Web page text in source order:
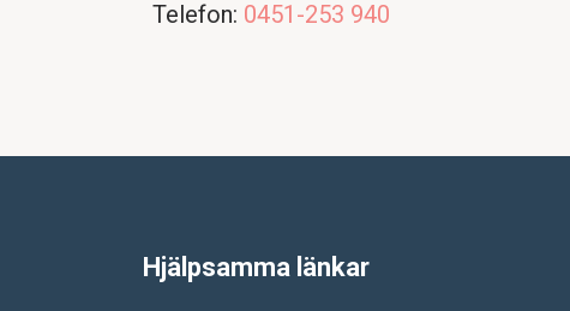
Telefon: 0451-253 940
Hjälpsamma länkar